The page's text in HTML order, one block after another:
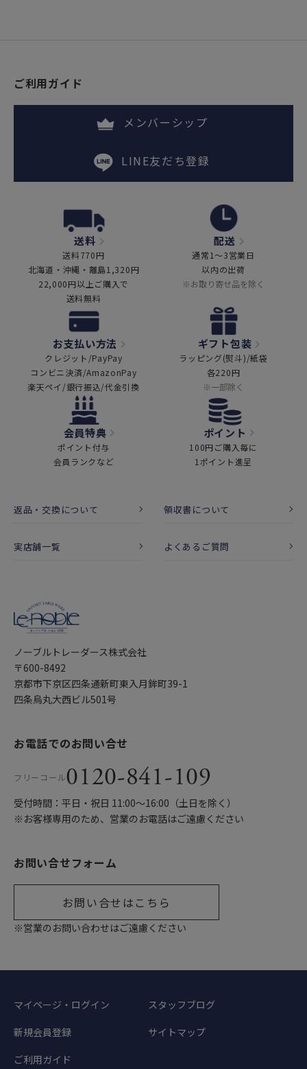
ご利用ガイド
メンバーシップ
LINE友だち登録
送料
送料770円
北海道・沖縄・離島1,320円
22,000円以上ご購入で
送料無料
配送
通常1～3営業日
以内の出荷
※お取り寄せ品を除く
お支払い方法
クレジット/PayPay
コンビニ決済/AmazonPay
楽天ペイ/銀行振込/代金引換
ギフト包装
ラッピング(熨斗)/紙袋
各220円
※一部除く
会員特典
ポイント付与
会員ランクなど
ポイント
100円ご購入毎に
1ポイント進呈
返品・交換について 領収書について
実店舗一覧 よくあるご質問
ノーブルトレーダース株式会社
〒600-8492
京都市下京区四条通新町東入月鉾町39-1
四条烏丸大西ビル501号
お電話でのお問い合せ
フリーコール0120-841-109
受付時間：平日・祝日 11:00〜16:00（土日を除く）
※お客様専用のため、営業のお電話はご遠慮ください
お問い合せフォーム
お問い合せはこちら
※営業のお問い合わせはご遠慮ください
マイページ・ログイン
新規会員登録
ご利用ガイド
スタッフブログ
サイトマップ